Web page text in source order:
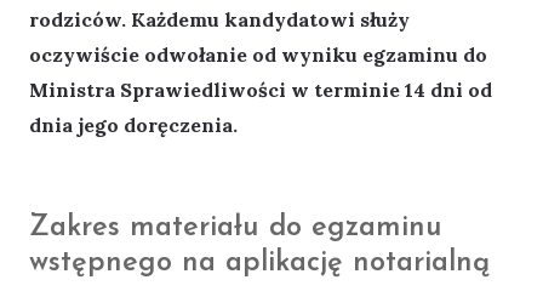
rodziców. Każdemu kandydatowi służy
oczywiście odwołanie od wyniku egzaminu do
Ministra Sprawiedliwości w terminie 14 dni od
dnia jego doręczenia.
Zakres materiału do egzaminu
wstępnego na aplikację notarialną